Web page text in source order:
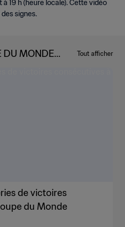
19 h (heure locale). Cette vidéo
signes.
DU MONDE
Tout afficher
de victoires
du Monde